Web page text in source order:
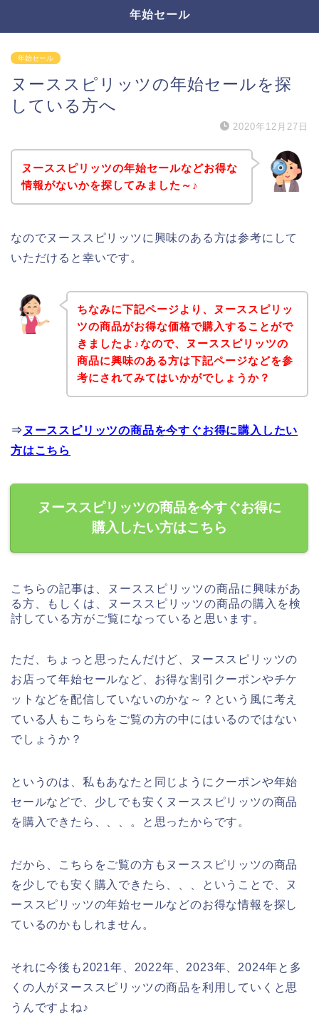
年始セール
年始セール
ヌーススピリッツの年始セールを探
している方へ
2020年12月27日
ヌーススピリッツの年始セールなどお得な
情報がないかを探してみました～♪
なのでヌーススピリッツに興味のある方は参考にして
いただけると幸いです。
ちなみに下記ページより、ヌーススピリッ
ツの商品がお得な価格で購入することがで
きましたよ♪なので、ヌーススピリッツの
商品に興味のある方は下記ページなどを参
考にされてみてはいかがでしょうか？
⇒ ヌーススピリッツの商品を今すぐお得に購入したい
方はこちら
ヌーススピリッツの商品を今すぐお得に
購入したい方はこちら
こちらの記事は、ヌーススピリッツの商品に興味があ
る方、もしくは、ヌーススピリッツの商品の購入を検
討している方がご覧になっていると思います。
ただ、ちょっと思ったんだけど、ヌーススピリッツの
お店って年始セールなど、お得な割引クーポンやチケ
ットなどを配信していないのかな～？という風に考え
ている人もこちらをご覧の方の中にはいるのではない
でしょうか？
というのは、私もあなたと同じようにクーポンや年始
セールなどで、少しでも安くヌーススピリッツの商品
を購入できたら、、、。と思ったからです。
だから、こちらをご覧の方もヌーススピリッツの商品
を少しでも安く購入できたら、、、ということで、ヌ
ーススピリッツの年始セールなどのお得な情報を探し
ているのかもしれません。
それに今後も2021年、2022年、2023年、2024年と多
くの人がヌーススピリッツの商品を利用していくと思
うんですよね♪